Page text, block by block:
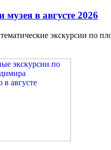
музея в августе 2026
экскурсии по